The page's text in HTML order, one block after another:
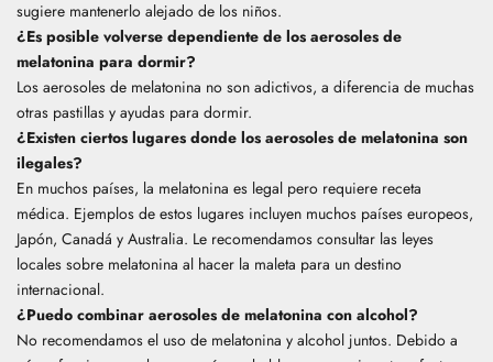
sugiere mantenerlo alejado de los niños.
¿Es posible volverse dependiente de los aerosoles de
melatonina para dormir?
Los aerosoles de melatonina no son adictivos, a diferencia de muchas
otras pastillas y ayudas para dormir.
¿Existen ciertos lugares donde los aerosoles de melatonina son
ilegales?
En muchos países, la melatonina es legal pero requiere receta
médica. Ejemplos de estos lugares incluyen muchos países europeos,
Japón, Canadá y Australia. Le recomendamos consultar las leyes
locales sobre melatonina al hacer la maleta para un destino
internacional.
¿Puedo combinar aerosoles de melatonina con alcohol?
No recomendamos el uso de melatonina y alcohol juntos. Debido a